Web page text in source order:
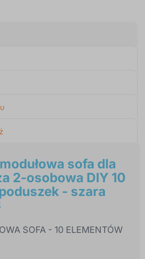
sofa dla
2-osobowa DIY 10
- szara
SOFA - 10 ELEMENTÓW